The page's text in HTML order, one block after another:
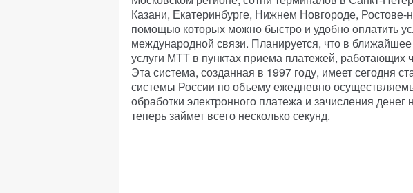
Казани, Екатеринбурге, Нижнем Новгороде,
помощью которых можно быстро и удобно оплатить
международной связи. Планируется, что в
услуги МТТ в пунктах приема платежей, работающих
Эта система, созданная в 1997 году, имеет сегодня
системы России по объему ежедневно
обработки электронного платежа и зачисления
теперь займет всего несколько секунд.